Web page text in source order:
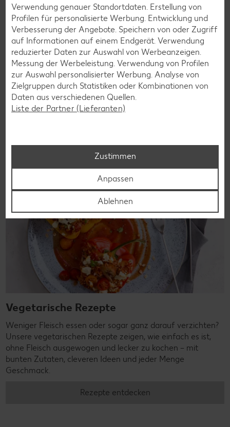
Laktosefreie Rezepte
Laktoseintoleranz muss dich kulinarisch nicht ausbremsen,
denn es geht auch ohne. Unsere laktosefreien Rezepte
bringen Vielfalt auf den Tisch – für große und kleine
Genießer, für die Lunchbox oder das Abendessen.
Vegetarische Rezepte
Weniger Fleisch essen oder sogar ganz darauf verzichten?
Unsere vegetarischen Rezepte zeigen, wie einfach es ist,
ohne Fleisch ausgewogen und lecker zu kochen – mit
bunten Zutaten, cleveren Ideen und jeder Menge
Geschmack.
Rezepte entdecken
Verwendung genauer Standortdaten. Erstellung von
Profilen für personalisierte Werbung. Entwicklung und
Verbesserung der Angebote. Speichern von oder Zugriff
auf Informationen auf einem Endgerät. Verwendung
reduzierter Daten zur Auswahl von Werbeanzeigen.
Messung der Werbeleistung. Verwendung von Profilen
zur Auswahl personalisierter Werbung. Analyse von
Zielgruppen durch Statistiken oder Kombinationen von
Daten aus verschiedenen Quellen.
Liste der Partner (Lieferanten)
Zustimmen
Anpassen
Ablehnen